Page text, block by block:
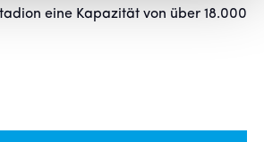
eine Kapazität von über 18.000